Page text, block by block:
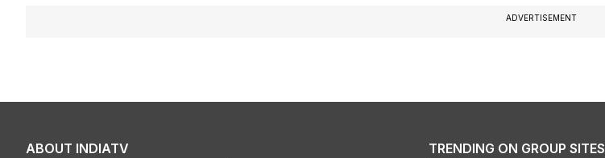
ADVERTISEMENT
ABOUT INDIATV TRENDING ON GROUP SITES